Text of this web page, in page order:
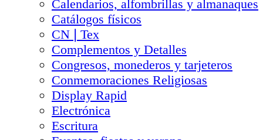
Calendarios, alfombrillas y almanaques
Catálogos físicos
CN❘Tex
Complementos y Detalles
Congresos, monederos y tarjeteros
Conmemoraciones Religiosas
Display Rapid
Electrónica
Escritura